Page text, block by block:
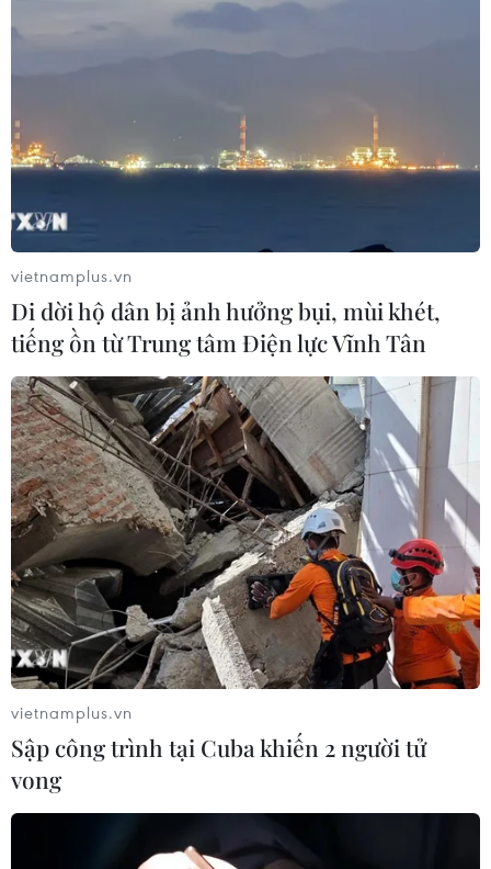
vietnamplus.vn
Di dời hộ dân bị ảnh hưởng bụi, mùi khét,
tiếng ồn từ Trung tâm Điện lực Vĩnh Tân
vietnamplus.vn
Sập công trình tại Cuba khiến 2 người tử
vong